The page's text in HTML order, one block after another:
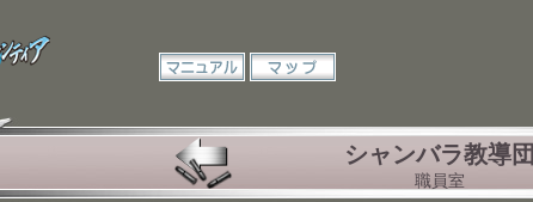
シャンバラ教導団
職員室